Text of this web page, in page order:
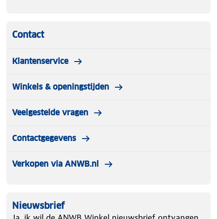
Contact
Klantenservice
Winkels & openingstijden
Veelgestelde vragen
Contactgegevens
Verkopen via ANWB.nl
Nieuwsbrief